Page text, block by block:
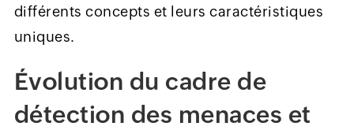
différents concepts et leurs caractéristiques
uniques.
Évolution du cadre de
détection des menaces et